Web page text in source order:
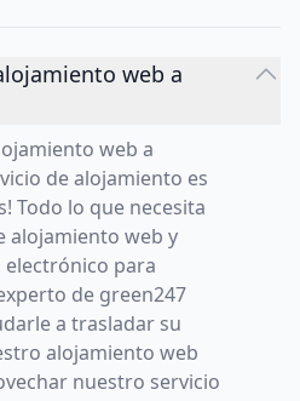
web a
web a
de alojamiento es
Todo lo que necesita
alojamiento web y
para
de green247
a trasladar su
alojamiento web
nuestro servicio